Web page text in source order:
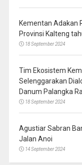
Kementan Adakan
Provinsi Kalteng
18 September 2024
Tim Ekosistem
Selenggarakan
Danum Palangka
18 September 2024
Agustiar Sabran
Jalan Anoi
14 September 2024